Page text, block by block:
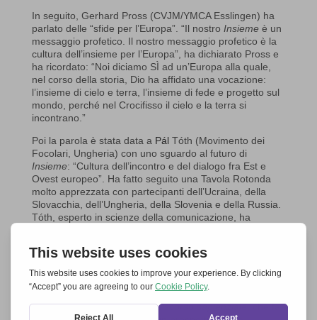
In seguito, Gerhard Pross (CVJM/YMCA Esslingen) ha
parlato delle “sfide per l’Europa”. “Il nostro Insiemeè un
messaggio profetico. Il nostro messaggio profetico è la
cultura dell’insieme per l’Europa”, ha dichiarato Pross e
ha ricordato: “Noi diciamo SÌ ad un’Europa alla quale,
nel corso della storia, Dio ha affidato una vocazione:
l’insieme di cielo e terra, l’insieme di fede e progetto sul
mondo, perché nel Crocifisso il cielo e la terra si
incontrano.”
Poi la parola è stata data a Pál Tóth (Movimento dei
Focolari, Ungheria) con uno sguardo al futuro di
Insieme: “Cultura dell’incontro e del dialogo fra Est e
Ovest europeo”. Ha fatto seguito una Tavola Rotonda
molto apprezzata con partecipanti dell’Ucraina, della
Slovacchia, dell’Ungheria, della Slovenia e della Russia.
Tóth, esperto in scienze della comunicazione, ha
“ Insieme per l’Europapotrebbe svilupparsi sempre più
come una piattaforma di dialogo e persino come una
scuola di dialogo intraeuropeo”. Sulla premessa “di
uguaglianza e di mutuo riconoscimento potrebbe
svilupparsi un nuovo tipo didiscorso sapienziale, che fa